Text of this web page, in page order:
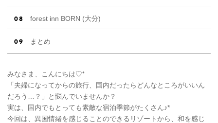
forest inn BORN (大分)
まとめ
みなさま、こんにちは♡⁺
「夫婦になってからの旅行、国内だったらどんなところがいいん
だろう…？」と悩んでいませんか？
実は、国内でもとっても素敵な宿泊季節がたくさん♪*
今回は、異国情緒を感じることのできるリゾートから、和を感じ